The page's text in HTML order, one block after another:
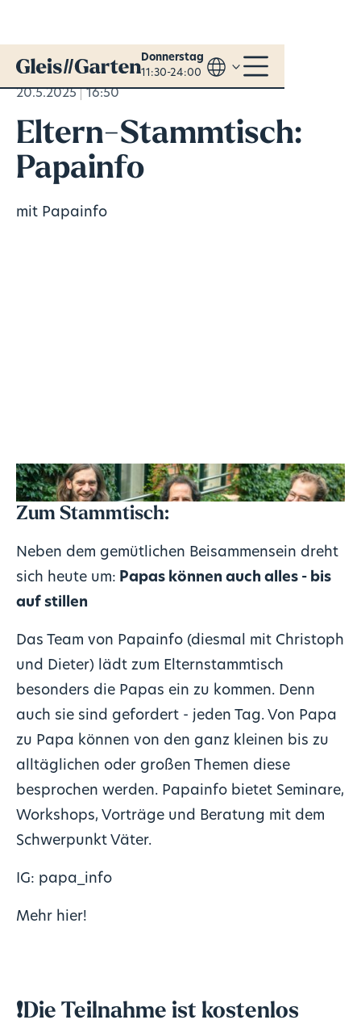
Donnerstag
11:30-24:00
20.5.2025 16:50
Eltern-Stammtisch:
Papainfo
mit Papainfo
Zum Stammtisch:
Neben dem gemütlichen Beisammensein dreht
sich heute um: Papas können auch alles - bis
auf stillen
Das Team von Papainfo (diesmal mit Christoph
und Dieter) lädt zum Elternstammtisch
besonders die Papas ein zu kommen. Denn
auch sie sind gefordert - jeden Tag. Von Papa
zu Papa können von den ganz kleinen bis zu
alltäglichen oder großen Themen diese
besprochen werden. Papainfo bietet Seminare,
Workshops, Vorträge und Beratung mit dem
Schwerpunkt Väter.
IG: papa_info
Mehr hier!
❗Die Teilnahme ist kostenlos